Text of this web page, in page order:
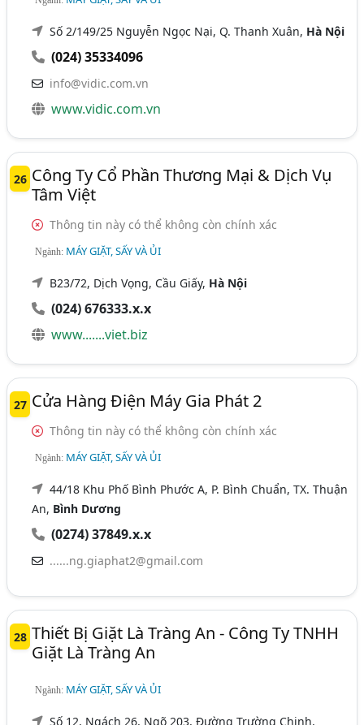
Số 2/149/25 Nguyễn Ngọc Nại, Q. Thanh Xuân, Hà Nội
(024) 35334096
info@vidic.com.vn
www.vidic.com.vn
26 Công Ty Cổ Phần Thương Mại & Dịch Vụ
Tâm Việt
Thông tin này có thể không còn chính xác
Ngành: MÁY GIẶT, SẤY VÀ ỦI
B23/72, Dịch Vọng, Cầu Giấy, Hà Nội
(024) 676333.x.x
www.......viet.biz
27 Cửa Hàng Điện Máy Gia Phát 2
Thông tin này có thể không còn chính xác
Ngành: MÁY GIẶT, SẤY VÀ ỦI
44/18 Khu Phố Bình Phước A, P. Bình Chuẩn, TX. Thuận
An, Bình Dương
(0274) 37849.x.x
......ng.giaphat2@gmail.com
28 Thiết Bị Giặt Là Tràng An - Công Ty TNHH
Giặt Là Tràng An
Ngành: MÁY GIẶT, SẤY VÀ ỦI
Số 12, Ngách 26, Ngõ 203, Đường Trường Chinh,